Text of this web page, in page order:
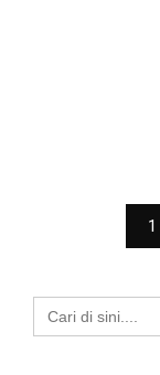
1
Search
for: